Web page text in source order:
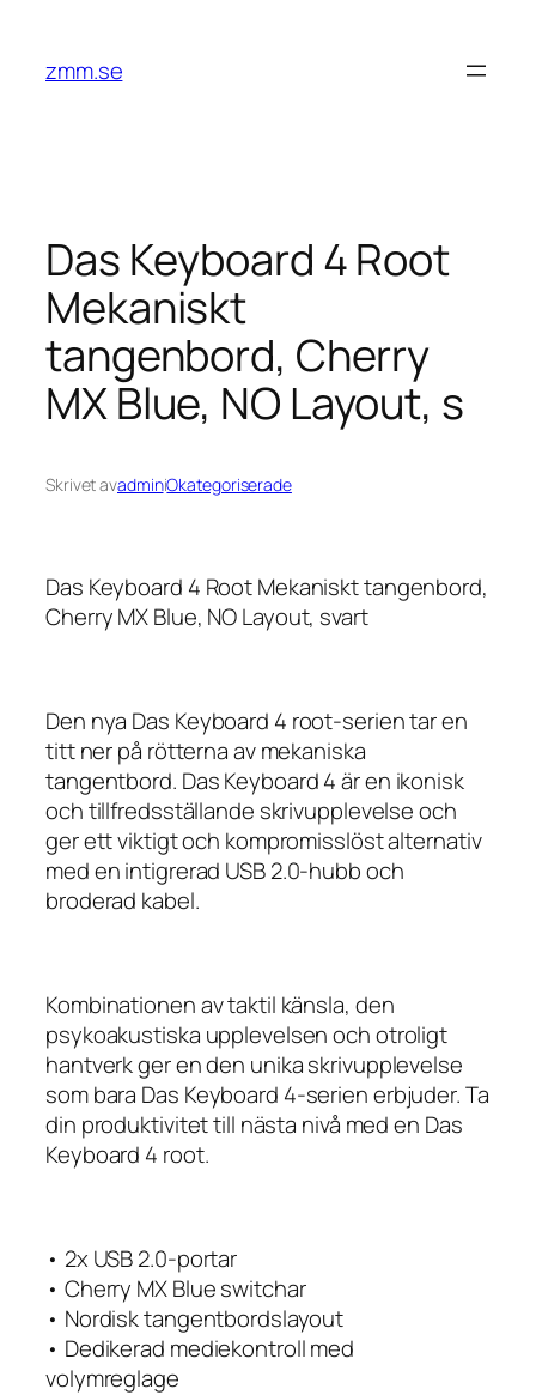
innehåll
zmm.se
Das Keyboard 4 Root
Mekaniskt
tangenbord, Cherry
MX Blue, NO Layout, s
Skrivet avadminiOkategoriserade
Das Keyboard 4 Root Mekaniskt tangenbord,
Cherry MX Blue, NO Layout, svart
Den nya Das Keyboard 4 root-serien tar en
titt ner på rötterna av mekaniska
tangentbord. Das Keyboard 4 är en ikonisk
och tillfredsställande skrivupplevelse och
ger ett viktigt och kompromisslöst alternativ
med en intigrerad USB 2.0-hubb och
broderad kabel.
Kombinationen av taktil känsla, den
psykoakustiska upplevelsen och otroligt
hantverk ger en den unika skrivupplevelse
som bara Das Keyboard 4-serien erbjuder. Ta
din produktivitet till nästa nivå med en Das
Keyboard 4 root.
• 2x USB 2.0-portar
• Cherry MX Blue switchar
• Nordisk tangentbordslayout
• Dedikerad mediekontroll med
volymreglage